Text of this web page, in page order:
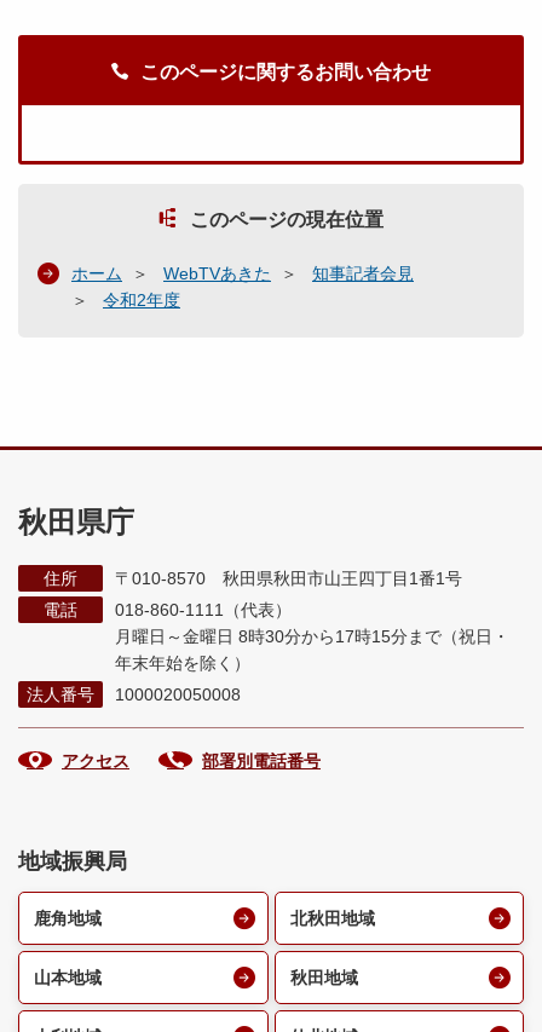
このページに関するお問い合わせ
このページの現在位置
ホーム WebTVあきた
知事記者会見
令和2年度
秋田県庁
住所
〒010-8570 秋田県秋田市山王四丁目1番1号
電話
018-860-1111（代表）
月曜日～金曜日 8時30分から17時15分まで （祝日・
年末年始を除く）
法人番号
1000020050008
アクセス 部署別電話番号
地域振興局
鹿角地域 北秋田地域
山本地域 秋田地域